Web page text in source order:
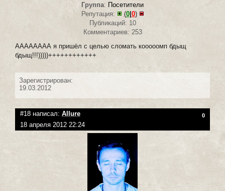
Группа: Посетители
Репутация:
(0| 0)
Публикаций: 10
Комментариев: 253
АААААААА я пришёл с целью сломать кооооомп бдыщ
бдыщ!!!)))))++++++++++++
Зарегистрирован:
19.03.2012
#18 написал: Allure 0
18 апреля 2012 22:24